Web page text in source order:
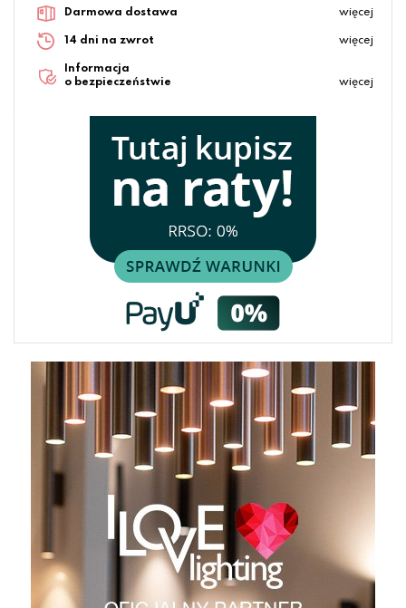
Darmowa dostawa więcej
14 dni na zwrot więcej
Informacja
o bezpieczeństwie
więcej